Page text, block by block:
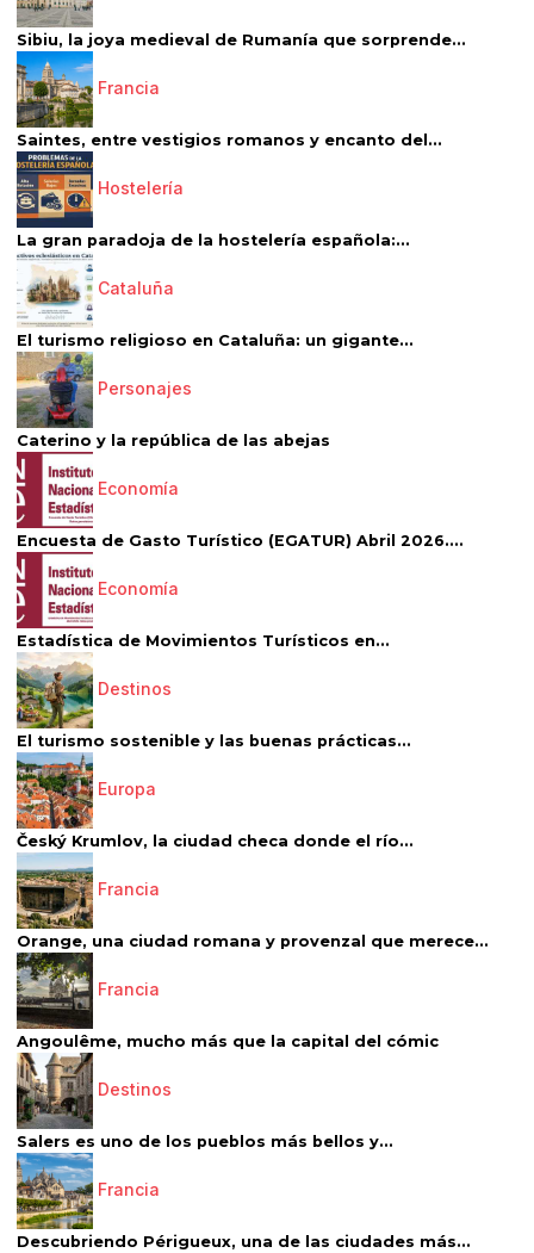
Sibiu, la joya medieval de Rumanía que sorprende...
Francia
Saintes, entre vestigios romanos y encanto del...
Hostelería
La gran paradoja de la hostelería española:...
Cataluña
El turismo religioso en Cataluña: un gigante...
Personajes
Caterino y la república de las abejas
Economía
Encuesta de Gasto Turístico (EGATUR) Abril 2026....
Economía
Estadística de Movimientos Turísticos en...
Destinos
El turismo sostenible y las buenas prácticas...
Europa
Český Krumlov, la ciudad checa donde el río...
Francia
Orange, una ciudad romana y provenzal que merece...
Francia
Angoulême, mucho más que la capital del cómic
Destinos
Salers es uno de los pueblos más bellos y...
Francia
Descubriendo Périgueux, una de las ciudades más...